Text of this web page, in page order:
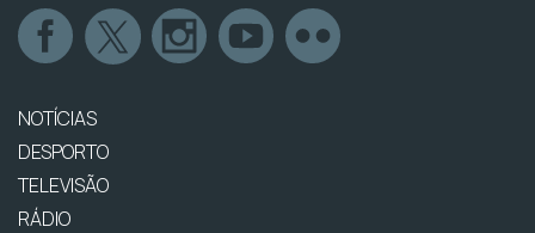
NOTÍCIAS
DESPORTO
TELEVISÃO
RÁDIO